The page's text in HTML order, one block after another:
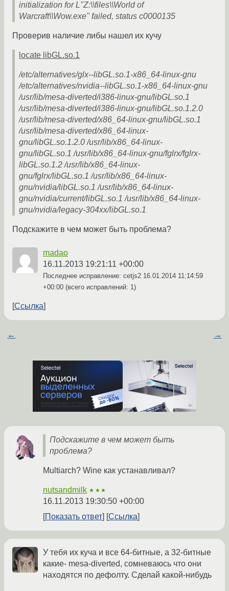
initialization for L"Z:\\files\\World of
Warcraft\\Wow.exe" failed, status c0000135
Проверив наличие либы нашел их кучу
locate libGL.so.1
/etc/alternatives/glx--libGL.so.1-x86_64-linux-gnu
/etc/alternatives/nvidia--libGL.so.1-x86_64-linux-gnu
/usr/lib/mesa-diverted/i386-linux-gnu/libGL.so.1
/usr/lib/mesa-diverted/i386-linux-gnu/libGL.so.1.2.0
/usr/lib/mesa-diverted/x86_64-linux-gnu/libGL.so.1
/usr/lib/mesa-diverted/x86_64-linux-
gnu/libGL.so.1.2.0 /usr/lib/x86_64-linux-
gnu/libGL.so.1 /usr/lib/x86_64-linux-gnu/fglrx/fglrx-
libGL.so.1.2 /usr/lib/x86_64-linux-
gnu/fglrx/libGL.so.1 /usr/lib/x86_64-linux-
gnu/nvidia/libGL.so.1 /usr/lib/x86_64-linux-
gnu/nvidia/current/libGL.so.1 /usr/lib/x86_64-linux-
gnu/nvidia/legacy-304xx/libGL.so.1
Подскажите в чем может быть проблема?
madao
16.11.2013 19:21:11 +00:00
Последнее исправление: cetjs2 16.01.2014 11:14:59
+00:00 (всего исправлений: 1)
Ссылка
← →
Подскажите в чем может быть
проблема?
Multiarch? Wine как устанавливал?
nutsandmilk ★★★
16.11.2013 19:30:50 +00:00
Показать ответ
Ссылка
У тебя их куча и все 64-битные, а 32-битные
какие- mesa-diverted, сомневаюсь что они
находятся по дефолту. Сделай какой-нибудь